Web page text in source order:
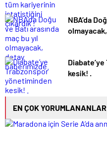
NBA’da
kesik! .
EN ÇOK YORUMLANANLAR